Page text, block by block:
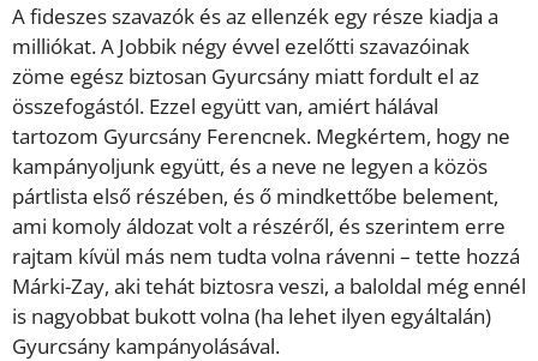
A fideszes szavazók és az ellenzék egy része kiadja a
milliókat. A Jobbik négy évvel ezelőtti szavazóinak
zöme egész biztosan Gyurcsány miatt fordult el az
összefogástól. Ezzel együtt van, amiért hálával
tartozom Gyurcsány Ferencnek. Megkértem, hogy ne
kampányoljunk együtt, és a neve ne legyen a közös
pártlista első részében, és ő mindkettőbe belement,
ami komoly áldozat volt a részéről, és szerintem erre
rajtam kívül más nem tudta volna rávenni – tette hozzá
Márki-Zay, aki tehát biztosra veszi, a baloldal még ennél
is nagyobbat bukott volna (ha lehet ilyen egyáltalán)
Gyurcsány kampányolásával.